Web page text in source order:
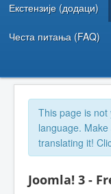
Екстензије (додаци)
Честа питања (FAQ)
This page is
language.
translating it!
Joomla! 3 -